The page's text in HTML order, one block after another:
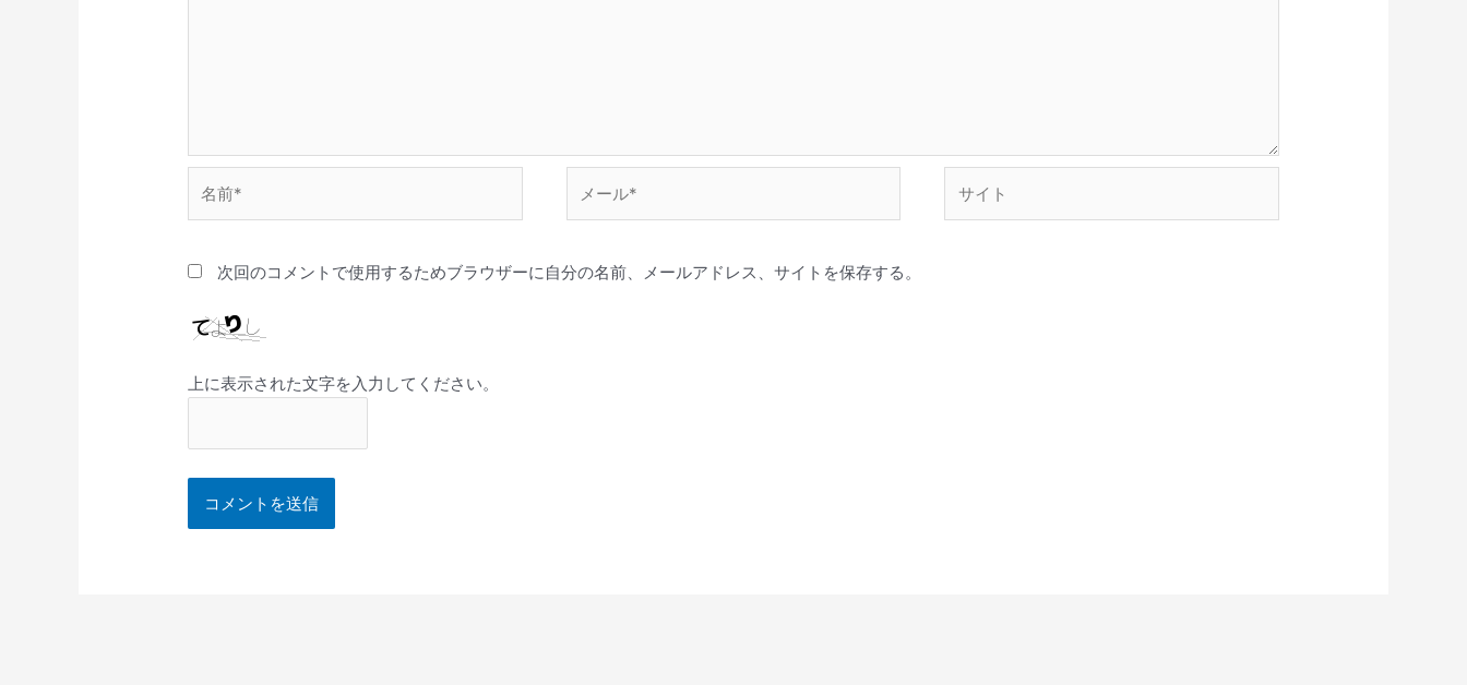
前
ー
次回のコメントで使用するためブラウザーに自分の名前、メールアドレス、サイトを保存する。
上に表示された文字を入力してください。